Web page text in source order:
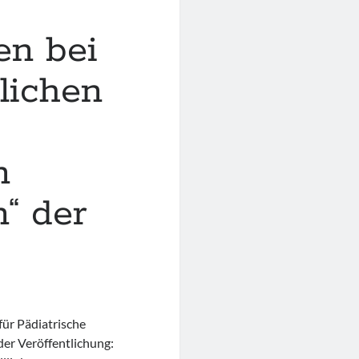
bei
der
Pädiatrische
Veröffentlichung: